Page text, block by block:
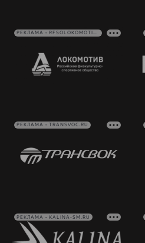
РЕКЛАМА • RFSOLOKOMOTIV.RU
РЕКЛАМА • TRANSVOC.RU
РЕКЛАМА • KALINA-SM.RU